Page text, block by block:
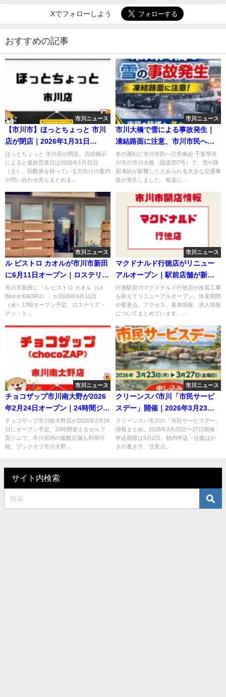
Xでフォローしよう
おすすめの記事
市川ニュース
【市川市】ほっとちょっと 市川
店が閉店｜2026年1月31日
（土）で営業終了、回数券の案
内も
ほっとちょっと 市川店が閉店。店頭掲示
によると最終営業日は2026年1月31日
（土）。回数券を持っている方向けの案内
や問い合わせ先もまとめま...
市川ニュース
市川大橋で雪による事故発生｜
凍結路面に注意、市川市民へ注
意喚起
冬の運転に市川市民へ注意喚起 千葉県市
川市の市川大橋（国道357号）で、雪や路
面凍結が影響したとみられる大きな交通事
故が発生しました。報道に...
市川ニュース
ル ビストロ カオルが市川市新田
に6月11日オープン｜ロステリ
ア・ディ・トシ跡地に新たなビ
ストロ
市川市新田に「ル ビストロ カオル（Le
Bistrot KAORU）」が2026年6月11日
（水）17時オープン予定。ロステリア・
ディ・ト...
市川ニュース
マクドナルド行徳店がリニュー
アルオープン｜駅前店舗が新し
く再開
行徳駅前のマクドナルド行徳店が改装工事
を終えてリニューアルオープン。休業期間
や変更点、アクセス、基本情報、求人情報
についてまとめています。...
市川ニュース
チョコザップ市川南大野が2026
年2月24日オープン｜24時間ジム
がブックオフ跡地に出店
チョコザップ市川南大野店が2026年2月24
日にオープン予定。24時間使えるセルフ
型ジムで、市川市内の複数店舗も利用可
能。ブックオフ市川大野...
市川ニュース
クリーンスパ市川「市民サービ
スデー」開催｜2026年3月23
日〜27日・申込は3月2日まで
クリーンスパ市川の「市民サービスデー」
情報まとめ。2026年3月23日〜27日開催、
申込期限は3月2日。館内申込・往復はが
きの書き方、注意点...
サイト内検索